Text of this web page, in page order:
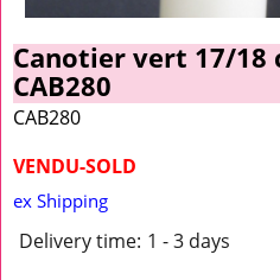
Canotier vert 17/18
CAB280
CAB280
VENDU-SOLD
ex Shipping
Delivery time: 1 - 3 days